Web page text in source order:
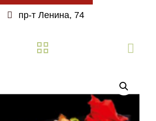
пр-т Ленина, 74